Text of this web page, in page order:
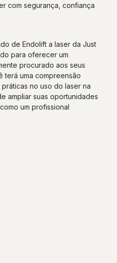
com segurança, confiança
de Endolift a laser da Just
para oferecer um
procurado aos seus
terá uma compreensão
no uso do laser na
ampliar suas oportunidades
um profissional